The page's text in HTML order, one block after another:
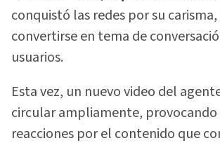
conquistó las redes por su
convertirse en tema de
usuarios.
Esta vez, un nuevo video del
circular ampliamente,
reacciones por el contenido que